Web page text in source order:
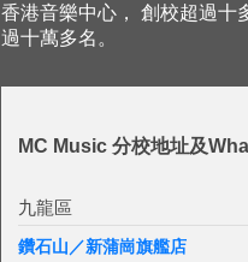
香港音樂中心， 創校超過十
過十萬多名。
MC Music 分校地址及
九龍區
鑽石山／新蒲崗旗艦店